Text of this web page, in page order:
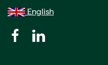
English